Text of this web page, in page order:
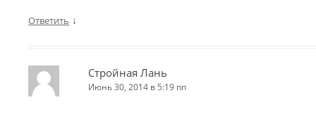
Ответить ↓
Стройная Лань
Июнь 30, 2014 в 5:19 пп